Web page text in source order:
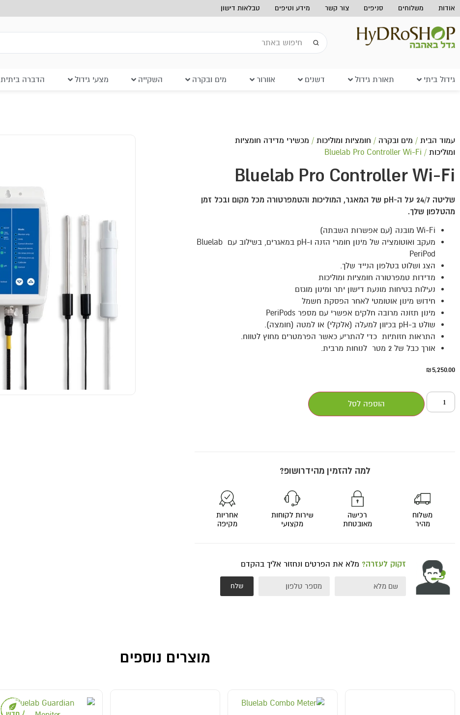
אודות משלוחים סניפים צור קשר מידע וטיפים טבלאות דישון
גידול ביתי תאורת גידול דשנים אוורור מים ובקרה השקייה מצעי גידול הדברה ביתית
עמוד הבית / מים ובקרה / חומציות ומוליכות / מכשירי מדידה חומציות
ומוליכות / Bluelab Pro Controller Wi-Fi
Bluelab Pro Controller Wi-Fi
שליטה 24/7 על ה-pH של המאגר, המוליכות והטמפרטורה מכל מקום ובכל זמן
מהטלפון שלך.
Wi-Fi מובנה (עם אפשרות השבתה)
מעקב ואוטומציה של מינון חומרי הזנה ו-pH במאגרים, בשילוב עם Bluelab
PeriPod
הצג ושלוט בטלפון הנייד שלך.
מדידות טמפרטורה חומציות ומוליכות
נעילות בטיחות מונעת דישון יתר ומינון מוגזם
חידוש מינון אוטומטי לאחר הפסקת חשמל
מינון תזונה מרובה חלקים אפשרי עם מספר PeriPods
שולט ב-pH בכיוון למעלה (אלקלי) או למטה (חומצה).
התראות חזותיות כדי להתריע כאשר הפרמטרים מחוץ לטווח.
אורך כבל של 2 מטר לנוחות מרבית.
₪5,250.00
הוספה לסל
למה להזמין מהידרושופ?
משלוח
מהיר
רכישה
מאובטחת
שירות לקוחות
מקצועי
אחריות
מקיפה
זקוק לעזרה? מלא את הפרטים ונחזור אליך בהקדם
שלח
מוצרים נוספים